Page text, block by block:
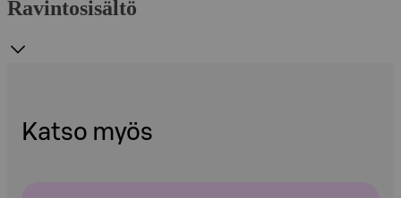
Ravintosisältö
Katso myös